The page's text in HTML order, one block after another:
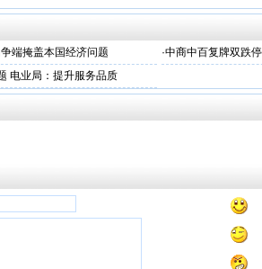
端掩盖本国经济问题 ·中商中百复牌双跌
电业局：提升服务品质